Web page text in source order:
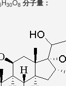
H30O8 分子量：